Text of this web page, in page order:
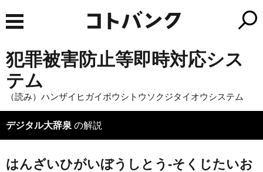
犯罪被害防止等即時対応シス
テム
（読み）ハンザイヒガイボウシトウソクジタイオウシステム
デジタル大辞泉 の解説
はんざいひがいぼうしとう‐そくじたいお